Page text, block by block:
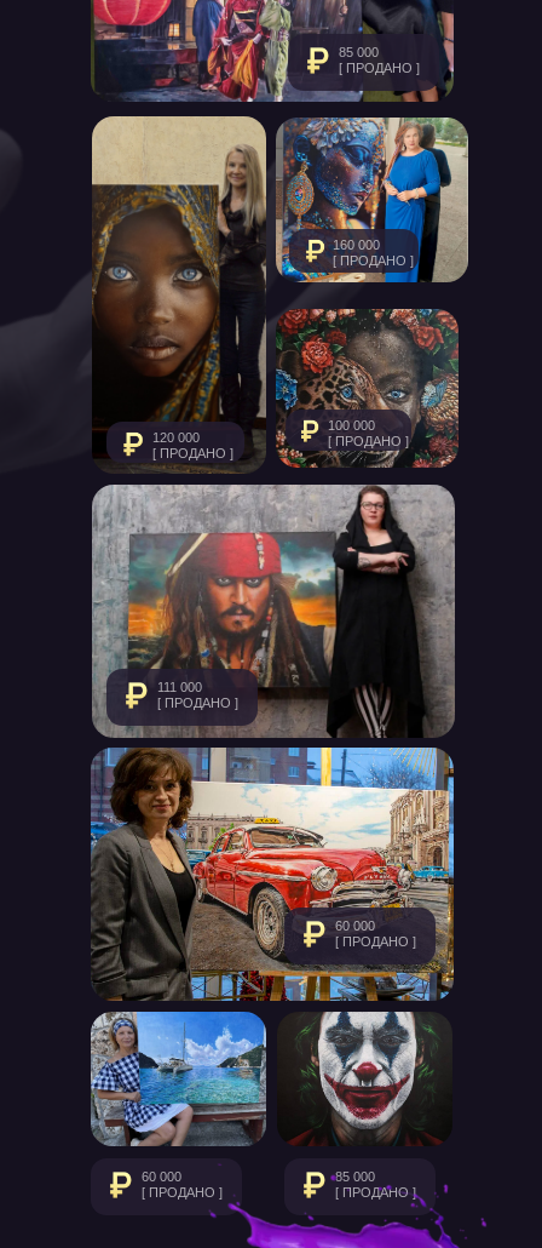
160 000
[ ПРОДАНО ]
60 000
[ ПРОДАНО ]
85 000
[ ПРОДАНО ]
85 000
[ ПРОДАНО ]
111 000
[ ПРОДАНО ]
120 000
[ ПРОДАНО ]
60 000
[ ПРОДАНО ]
100 000
[ ПРОДАНО ]